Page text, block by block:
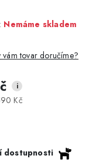
Nemáme skladem
vám tovar doručíme?
odběr v prodejně
i
Kč
dostupnosti